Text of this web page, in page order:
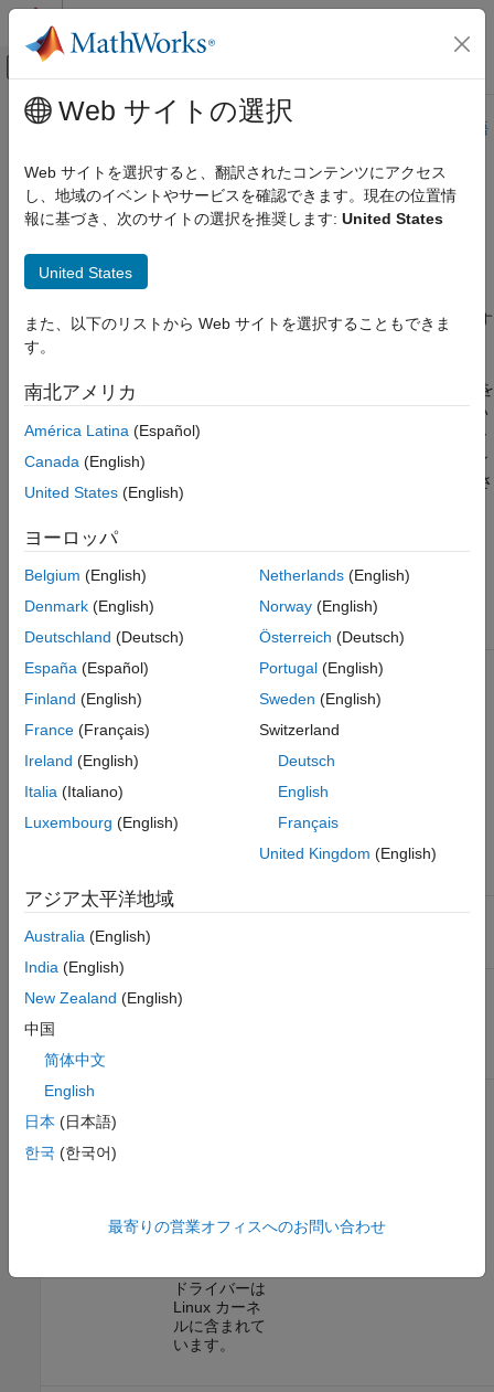
コンテンツへスキップ
オフキャンバス ナビゲーション メ
ドキュメンテーションのホーム
自動車
Vehicle Network Toolbox
カテゴリ
Vehicle Network Toolbox 入門
CAN 通信と CAN FD 通信
XCP通信
標準ファイル形式
いるハードウェア
メインコンテンツ
このページは機械翻訳を使用して翻訳されました。最新版の英語
Vehicle Network Toolboxでサポー
トされているハードウェア
このリリース時点で、Vehicle Network Toolbox™ は次の表に示す
CAN デバイスと通信するには、必要なドライバーとライブラリを
システム上にインストールする必要があります。表に示されてい
るデバイス ベンダーの Web サイトからドライバーをダウンロー
ドしてインストールできます。デプロイされたアプリケーション
の場合、適切なドライバーがターゲット マシンにインストールさ
れていることを確認します。
ベンダーデバ
イス
必要なベンダ
ードライバー
サポート
されてい
トフォー
ム
詳細
Kvaser CAN
Windows」ま
Downloads
から入手でき
Windows ®,
®
MathWorks ®
仮想 CAN チ
ャネル
ツールボック
Windows,
MathWorks
CANデバイス
は
PEAK-System
CANデバイス
入手できま
ドライバーは
Linux カーネ
ルに含まれて
います。
Web サイトの選択
Web サイトを選択すると、翻訳されたコンテンツにアクセス
し、地域のイベントやサービスを確認できます。現在の位置情
報に基づき、次のサイトの選択を推奨します: United States
United States
また、以下のリストから Web サイトを選択することもできま
す。
南北アメリカ
América Latina (Español)
Canada (English)
United States (English)
ヨーロッパ
Belgium (English)
Denmark (English)
Deutschland (Deutsch)
España (Español)
Finland (English)
France (Français)
Ireland (English)
Italia (Italiano)
Luxembourg (English)
Netherlands(English)
Norway(English)
Österreich (Deutsch)
Portugal(English)
Sweden (English)
Switzerland
Deutsch
English
Français
United Kingdom (English)
アジア太平洋地域
Australia (English)
India (English)
New Zealand (English)
中国
简体中文
English
日本 (日本語)
한국 (한국어)
最寄りの営業オフィスへのお問い合わせ